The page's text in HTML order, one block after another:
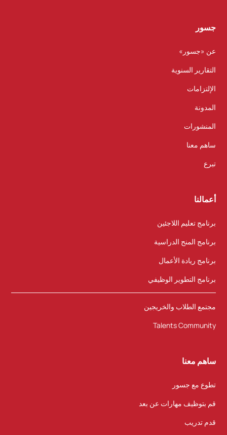
جسور
عن «جسور»
التقارير السنوية
الإلتزامات
المدونة
المنشورات
ساهم معنا
تبرع
أعمالنا
برنامج تعليم اللاجئين
برنامج المنح الدراسية
برنامج ريادة الأعمال
برنامج التطوير الوظيفي
مجتمع الطلاب والخريجين
Talents Community
ساهم معنا
تطوع مع جسور
قم بتوظيف مهارات عن بعد
قدم تدريب